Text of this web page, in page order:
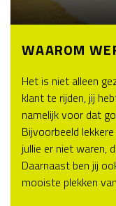
WAAROM
Het is niet alleen
klant te rijden, jij
namelijk voor dat
Bijvoorbeeld
jullie er niet waren,
Daarnaast ben jij
mooiste plekken